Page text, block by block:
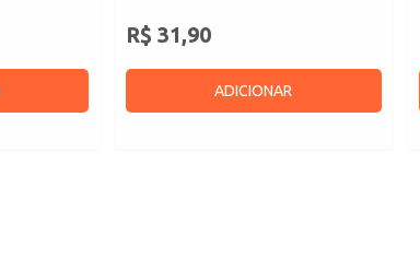
R$ 31,90
ADICIONAR